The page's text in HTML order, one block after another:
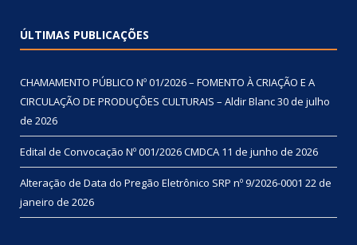
ÚLTIMAS PUBLICAÇÕES
CHAMAMENTO PÚBLICO Nº 01/2026 – FOMENTO À CRIAÇÃO E A
CIRCULAÇÃO DE PRODUÇÕES CULTURAIS – Aldir Blanc30 de julho
de 2026
Edital de Convocação Nº 001/2026 CMDCA 11 de junho de 2026
Alteração de Data do Pregão Eletrônico SRP nº 9/2026-0001 22 de
janeiro de 2026